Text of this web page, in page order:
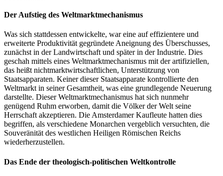
Der Aufstieg des Weltmarktmechanismus
Was sich stattdessen entwickelte, war eine auf effizientere und
erweiterte Produktivität gegründete Aneignung des Überschusses,
zunächst in der Landwirtschaft und später in der Industrie. Dies
geschah mittels eines Weltmarktmechanismus mit der artifiziellen,
das heißt nichtmarktwirtschaftlichen, Unterstützung von
Staatsapparaten. Keiner dieser Staatsapparate kontrollierte den
Weltmarkt in seiner Gesamtheit, was eine grundlegende Neuerung
darstellte. Dieser Weltmarktmechanismus hat sich nunmehr
genügend Ruhm erworben, damit die Völker der Welt seine
Herrschaft akzeptieren. Die Amsterdamer Kaufleute hatten dies
begriffen, als verschiedene Monarchen vergeblich versuchten, die
Souveränität des westlichen Heiligen Römischen Reichs
wiederherzustellen.
Das Ende der theologisch-politischen Weltkontrolle